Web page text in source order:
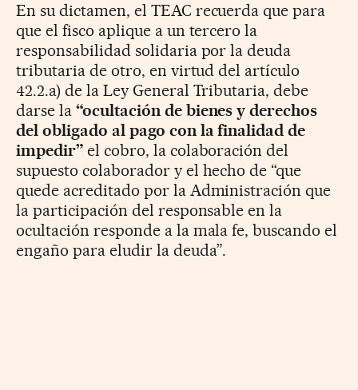
En su dictamen, el TEAC recuerda que para
que el fisco aplique a un tercero la
responsabilidad solidaria por la deuda
tributaria de otro, en virtud del artículo
42.2.a) de la Ley General Tributaria, debe
darse la “ocultación de bienes y derechos
del obligado al pago con la finalidad de
impedir”el cobro, la colaboración del
supuesto colaborador y el hecho de “que
quede acreditado por la Administración que
la participación del responsable en la
ocultación responde a la mala fe, buscando el
engaño para eludir la deuda”.